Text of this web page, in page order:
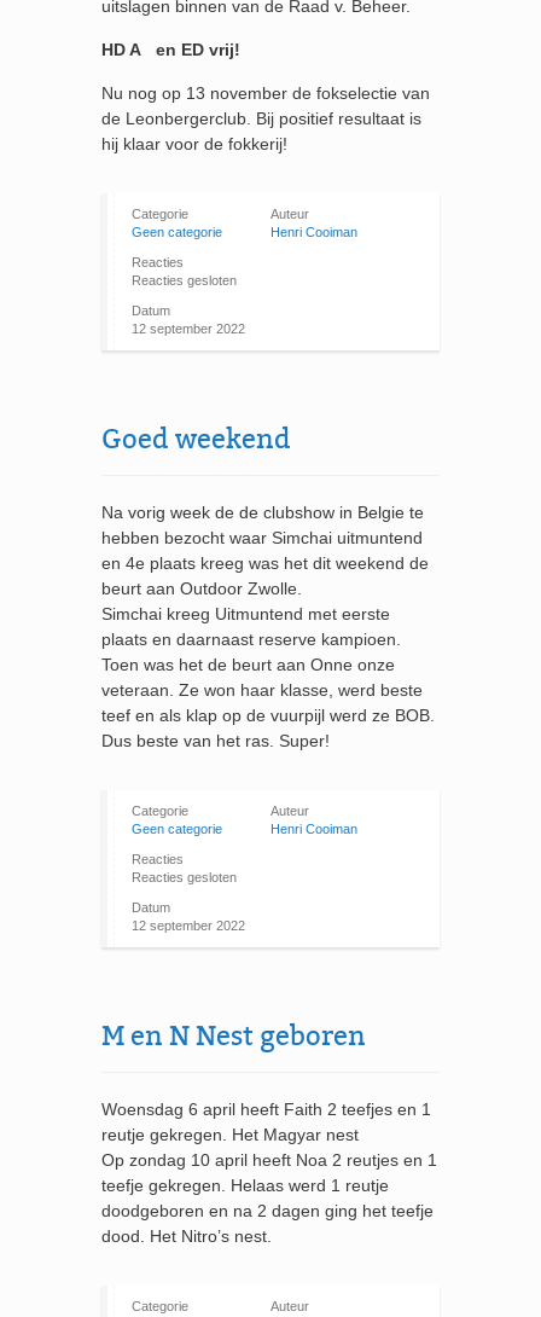
uitslagen binnen van de Raad v. Beheer.
HD A en ED vrij!
Nu nog op 13 november de fokselectie van
de Leonbergerclub. Bij positief resultaat is
hij klaar voor de fokkerij!
Categorie
Geen categorie
Auteur
Henri Cooiman
Reacties
Reacties gesloten
Datum
12 september 2022
Goed weekend
Na vorig week de de clubshow in Belgie te
hebben bezocht waar Simchai uitmuntend
en 4e plaats kreeg was het dit weekend de
beurt aan Outdoor Zwolle.
Simchai kreeg Uitmuntend met eerste
plaats en daarnaast reserve kampioen.
Toen was het de beurt aan Onne onze
veteraan. Ze won haar klasse, werd beste
teef en als klap op de vuurpijl werd ze BOB.
Dus beste van het ras. Super!
Categorie
Geen categorie
Auteur
Henri Cooiman
Reacties
Reacties gesloten
Datum
12 september 2022
M en N Nest geboren
Woensdag 6 april heeft Faith 2 teefjes en 1
reutje gekregen. Het Magyar nest
Op zondag 10 april heeft Noa 2 reutjes en 1
teefje gekregen. Helaas werd 1 reutje
doodgeboren en na 2 dagen ging het teefje
dood. Het Nitro’s nest.
Categorie Auteur